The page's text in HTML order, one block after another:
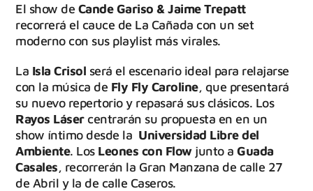
El show de Cande Gariso & Jaime Trepatt
recorrerá el cauce de La Cañada con un set
moderno con sus playlist más virales.
La Isla Crisol será el escenario ideal para relajarse
con la música de Fly Fly Caroline, que presentará
su nuevo repertorio y repasará sus clásicos. Los
Rayos Lásercentrarán su propuesta en en un
show íntimo desde la Universidad Libre del
Ambiente. Los Leones con Flowjunto aGuada
Casales, recorrerán la Gran Manzana de calle 27
de Abril y la de calle Caseros.